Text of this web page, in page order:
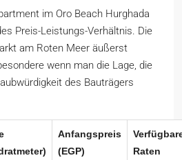
im Oro Beach Hurghada
Preis-Leistungs-Verhältnis. Die
am Roten Meer äußerst
wenn man die Lage, die
des Bauträgers
Anfangspreis
(EGP)
Raten